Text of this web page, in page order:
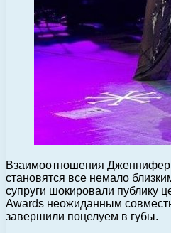
Взаимоотношения
становятся все немало
супруги шокировали публику
Awards неожиданным
завершили поцелуем в губы.